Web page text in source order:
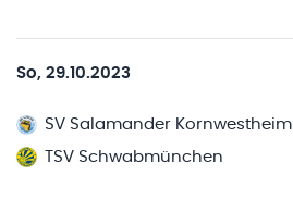
So, 29.10.2023
SV Salamander Kornwestheim
TSV Schwabmünchen